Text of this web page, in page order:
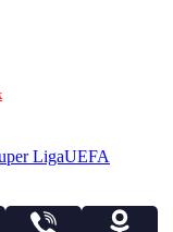
LigaUEFA